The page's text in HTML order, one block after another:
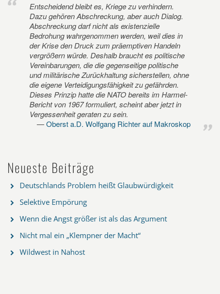
Entscheidend bleibt es, Kriege zu verhindern.
Dazu gehören Abschreckung, aber auch Dialog.
Abschreckung darf nicht als existenzielle
Bedrohung wahrgenommen werden, weil dies in
der Krise den Druck zum präemptiven Handeln
vergrößern würde. Deshalb braucht es politische
Vereinbarungen, die die gegenseitige politische
und militärische Zurückhaltung sicherstellen, ohne
die eigene Verteidigungsfähigkeit zu gefährden.
Dieses Prinzip hatte die NATO bereits im Harmel-
Bericht von 1967 formuliert, scheint aber jetzt in
Vergessenheit geraten zu sein.
Oberst a.D. Wolfgang Richter auf Makroskop
Neueste Beiträge
Deutschlands Problem heißt Glaubwürdigkeit
Selektive Empörung
Wenn die Angst größer ist als das Argument
Nicht mal ein „Klempner der Macht“
Wildwest in Nahost